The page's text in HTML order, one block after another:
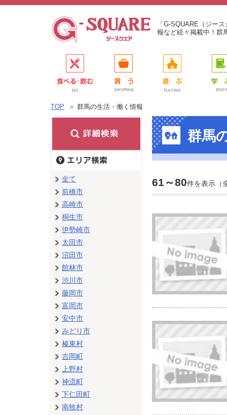
「G-SQUARE（ジー
報など続々掲載中！群
TOP ＞ 群馬の生活・働く情報
群馬
61～80件を表示（
全て
前橋市
高崎市
桐生市
伊勢崎市
太田市
沼田市
館林市
渋川市
藤岡市
富岡市
安中市
みどり市
榛東村
吉岡町
上野村
神流町
下仁田町
南牧村